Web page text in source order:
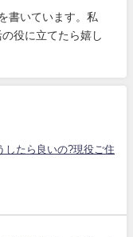
書いています。私
役に立てたら嬉し
したら良いの?現役ご住